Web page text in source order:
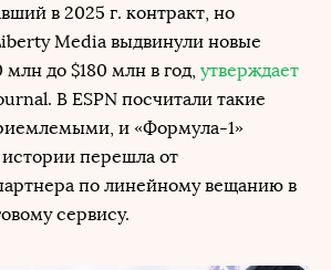
в 2025 г. контракт, но
Media выдвинули новые
млн до $180 млн в год, утверждает
В ESPN посчитали такие
и «Формула-1»
перешла от
по линейному вещанию в
сервису.